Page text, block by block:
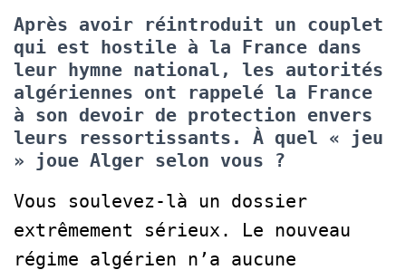
Après avoir réintroduit un couplet
qui est hostile à la France dans
leur hymne national, les autorités
algériennes ont rappelé la France
à son devoir de protection envers
leurs ressortissants. À quel « jeu
» joue Alger selon vous ?
Vous soulevez-là un dossier
extrêmement sérieux. Le nouveau
régime algérien n’a aucune